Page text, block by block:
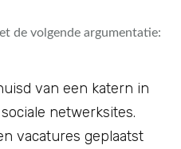
de volgende argumentatie:
van een katern in
netwerksites.
vacatures geplaatst